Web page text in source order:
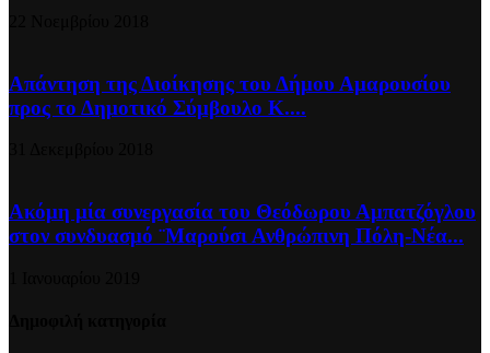
Απάντηση της Διοίκησης του Δήμου Αμαρουσίου
προς το Δημοτικό Σύμβουλο Κ....
Ακόμη μία συνεργασία του Θεόδωρου Αμπατζόγλου
στον συνδυασμό ¨Μαρούσι Ανθρώπινη Πόλη-Νέα...